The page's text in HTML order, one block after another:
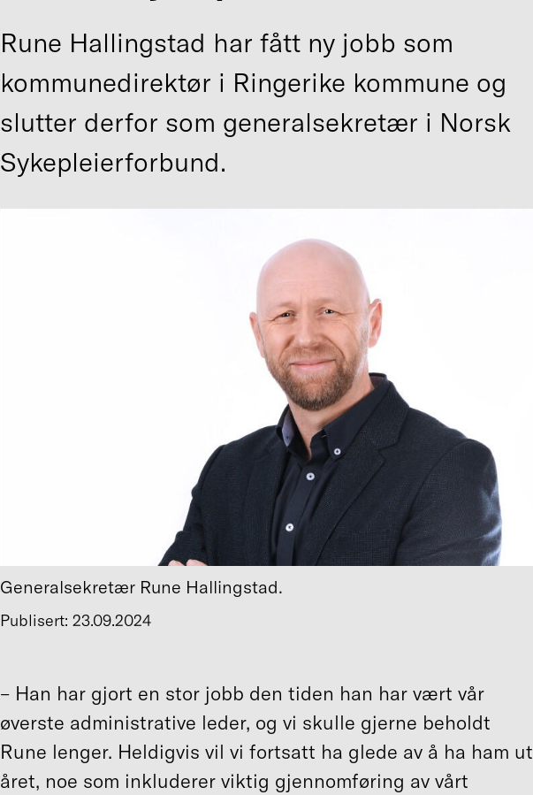
Rune Hallingstad har fått ny jobb som
kommunedirektør i Ringerike kommune og
slutter derfor som generalsekretær i Norsk
Sykepleierforbund.
Generalsekretær Rune Hallingstad.
Publisert: 23.09.2024
–⁠ Han har gjort en stor jobb den tiden han har vært vår
øverste administrative leder, og vi skulle gjerne beholdt
Rune lenger. Heldigvis vil vi fortsatt ha glede av å ha ham ut
året, noe som inkluderer viktig gjennomføring av vårt